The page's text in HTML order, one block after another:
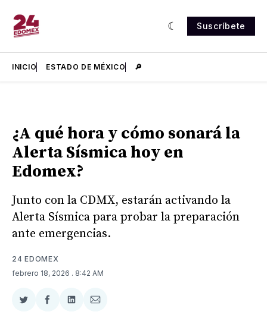
Suscríbete
INICIO ESTADO DE MÉXICO 🔎
¿A qué hora y cómo sonará la
Alerta Sísmica hoy en
Edomex?
Junto con la CDMX, estarán activando la
Alerta Sísmica para probar la preparación
ante emergencias.
24 EDOMEX
febrero 18, 2026 . 8:42 AM
CompartirCompartir
CompartirCompartir